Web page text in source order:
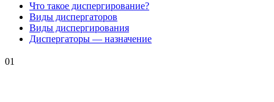
Что такое диспергирование?
Виды диспергаторов
Виды диспергирования
Диспергаторы — назначение
01